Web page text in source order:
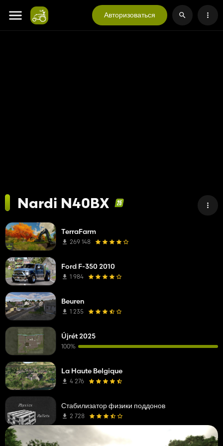
Авторизоваться
Nardi N40BX
TerraFarm
269 148
Ford F-350 2010
1 984
Beuren
1 235
Újrét 2025
100%
La Haute Belgique
4 276
Стабилизатор физики поддонов
2 728